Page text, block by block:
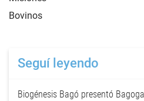
Bovinos
Seguí leyendo
Biogénesis Bagó presentó